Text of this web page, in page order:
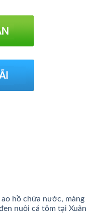
hồ chứa nước, màng
nuôi cá tôm tại Xuân